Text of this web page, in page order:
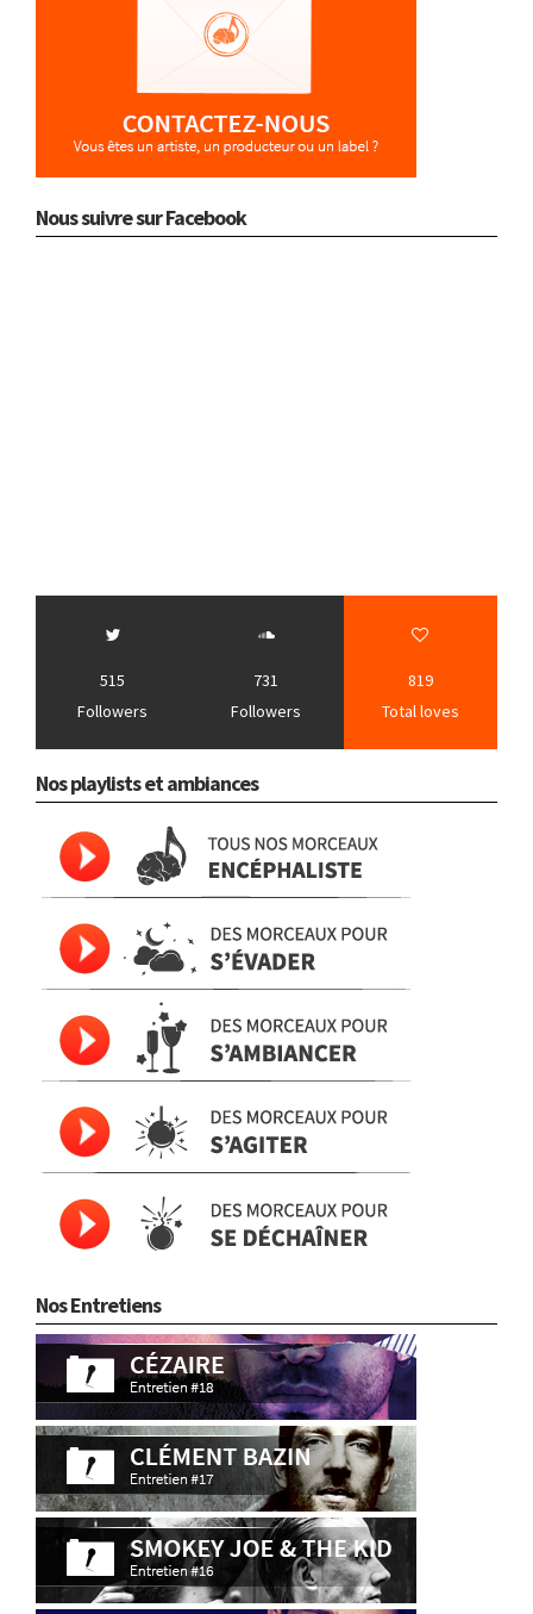
Nous suivre sur Facebook
515
Followers
731
Followers
819
Total loves
Nos playlists et ambiances
Nos Entretiens